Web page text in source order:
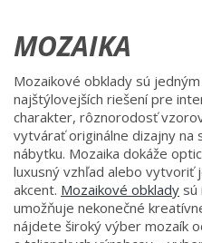
MOZAIKA
Mozaikové obklady sú
najštýlovejších riešení pre
charakter, rôznorodosť
vytvárať originálne dizajny na
nábytku. Mozaika dokáže
luxusný vzhľad alebo vytvoriť
akcent. Mozaikové obklady sú
umožňuje nekonečné
nájdete široký výber mozaík